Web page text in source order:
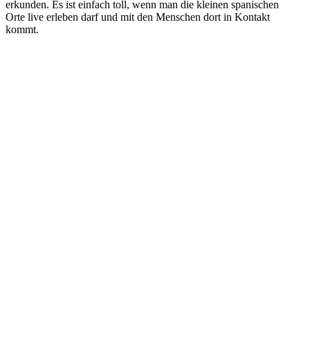
erkunden. Es ist einfach toll, wenn man die kleinen spanischen
Orte live erleben darf und mit den Menschen dort in Kontakt
kommt.